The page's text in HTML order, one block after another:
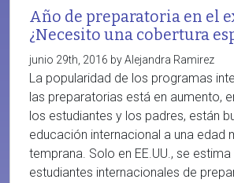
Año de preparatoria en el
¿Necesito una cobertura
junio 29th, 2016 by Alejandra Ramirez
La popularidad de los programas
las preparatorias está en aumento,
los estudiantes y los padres, están
educación internacional a una edad
temprana. Solo en EE.UU., se
estudiantes internacionales de